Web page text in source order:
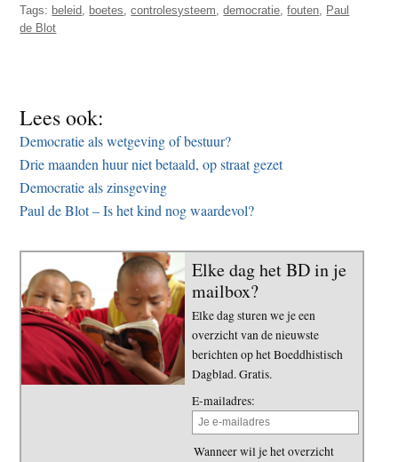
Tags: beleid boetes ,controlesysteem ,democratie ,fouten Paul
de Blot
Lees ook:
Democratie als wetgeving of bestuur?
Drie maanden huur niet betaald, op straat gezet
Democratie als zinsgeving
Paul de Blot – Is het kind nog waardevol?
Elke dag het BD in je
mailbox?
Elke dag sturen we je een
overzicht van de nieuwste
berichten op het Boeddhistisch
Dagblad. Gratis.
E-mailadres:
Wanneer wil je het overzicht